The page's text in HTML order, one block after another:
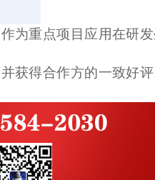
为重点项目应用在研
获得合作方的一致好